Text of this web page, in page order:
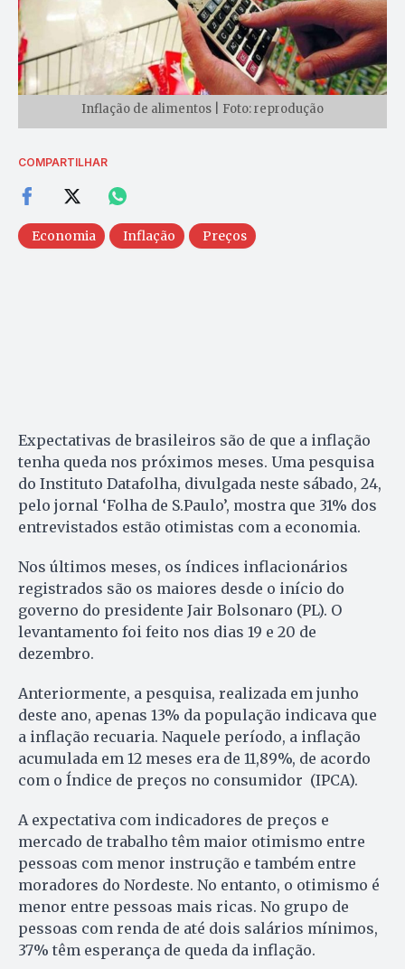
Inflação de alimentos | Foto: reprodução
COMPARTILHAR
Economia Inflação Preços
Expectativas de brasileiros são de que a inflação
tenha queda nos próximos meses. Uma pesquisa
do Instituto Datafolha, divulgada neste sábado, 24,
pelo jornal ‘Folha de S.Paulo’, mostra que 31% dos
entrevistados estão otimistas com a economia.
Nos últimos meses, os índices inflacionários
registrados são os maiores desde o início do
governo do presidente Jair Bolsonaro (PL). O
levantamento foi feito nos dias 19 e 20 de
dezembro.
Anteriormente, a pesquisa, realizada em junho
deste ano, apenas 13% da população indicava que
a inflação recuaria. Naquele período, a inflação
acumulada em 12 meses era de 11,89%, de acordo
com o Índice de preços no consumidor (IPCA).
A expectativa com indicadores de preços e
mercado de trabalho têm maior otimismo entre
pessoas com menor instrução e também entre
moradores do Nordeste. No entanto, o otimismo é
menor entre pessoas mais ricas. No grupo de
pessoas com renda de até dois salários mínimos,
37% têm esperança de queda da inflação.